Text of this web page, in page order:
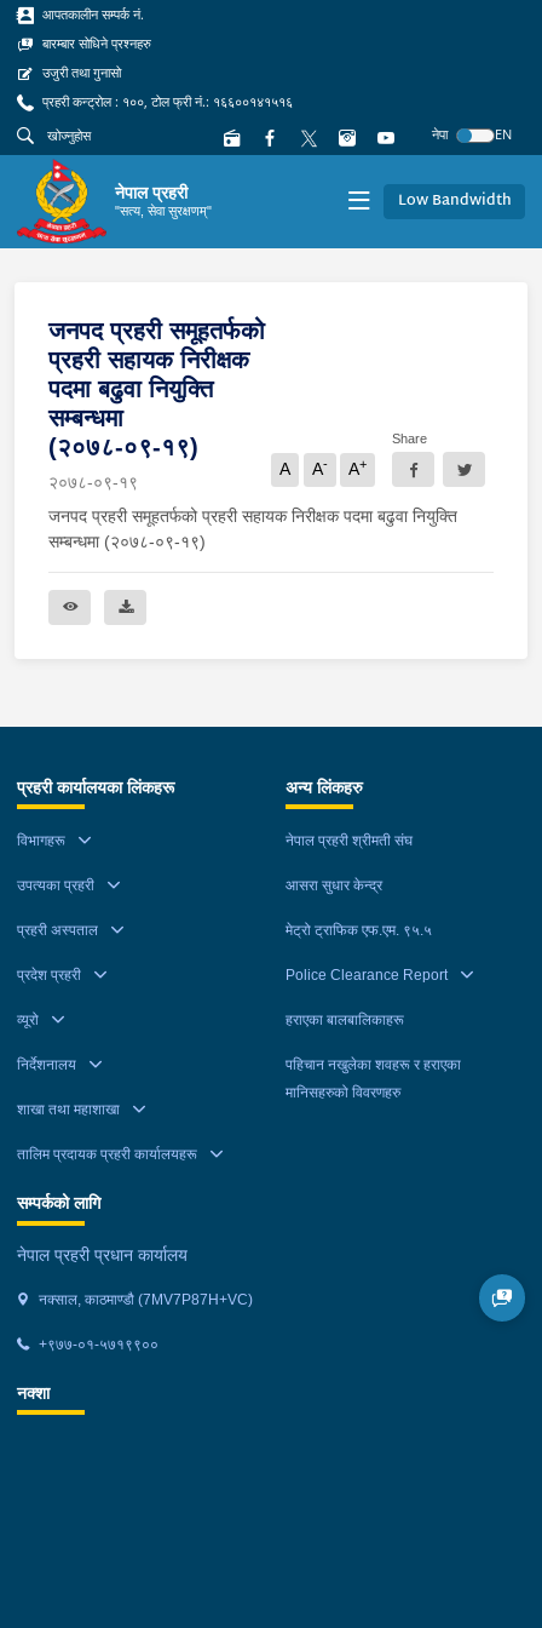
आपतकालीन सम्पर्क नं.
बारम्बार सोधिने प्रश्नहरु
उजुरी तथा गुनासो
प्रहरी कन्ट्रोल : १००, टोल फ्री नं.: १६६००१४१५१६
नेपा
EN
नेपाल प्रहरी
"सत्य, सेवा सुरक्षणम्" Low Bandwidth
जनपद प्रहरी समूहतर्फको
प्रहरी सहायक निरीक्षक
पदमा बढुवा नियुक्ति
सम्बन्धमा
(२०७८-०९-१९)
२०७८-०९-१९
A A- A+
Share
जनपद प्रहरी समूहतर्फको प्रहरी सहायक निरीक्षक पदमा बढुवा नियुक्ति
सम्बन्धमा (२०७८-०९-१९)
प्रहरी कार्यालयका लिंकहरू
विभागहरू
उपत्यका प्रहरी
प्रहरी अस्पताल
प्रदेश प्रहरी
व्यूरो
निर्देशनालय
शाखा तथा महाशाखा
तालिम प्रदायक प्रहरी कार्यालयहरू
अन्य लिंकहरु
नेपाल प्रहरी श्रीमती संघ
आसरा सुधार केन्द्र
मेट्रो ट्राफिक एफ.एम. ९५.५
Police Clearance Report
हराएका बालबालिकाहरू
पहिचान नखुलेका शवहरू र हराएका
मानिसहरुको विवरणहरु
सम्पर्कको लागि
नेपाल प्रहरी प्रधान कार्यालय
नक्साल, काठमाण्डौ (7MV7P87H+VC)
+९७७-०१-५७१९९००
नक्शा